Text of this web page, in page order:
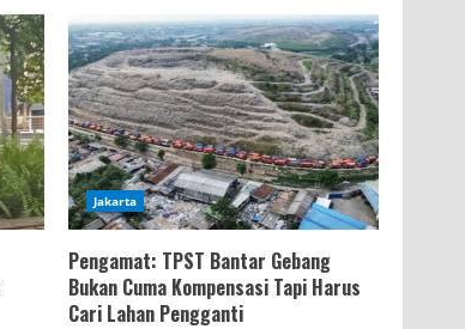
Jakarta
Pengamat: TPST Bantar Gebang
Bukan Cuma Kompensasi Tapi Harus
Cari Lahan Pengganti